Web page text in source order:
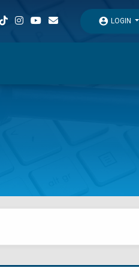
account_circle LOGIN